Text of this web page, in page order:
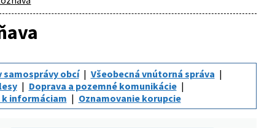
samosprávy obcí
Všeobecná vnútorná správa
Doprava a pozemné komunikácie
informáciam Oznamovanie korupcie